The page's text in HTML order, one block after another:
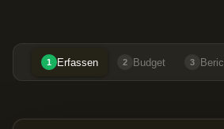
1 Erfassen 2 Budget 3